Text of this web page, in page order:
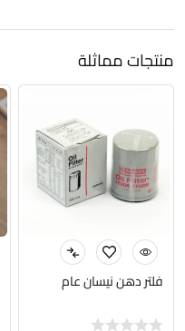
منتجات مماثلة
فلتر دهن نيسان عام